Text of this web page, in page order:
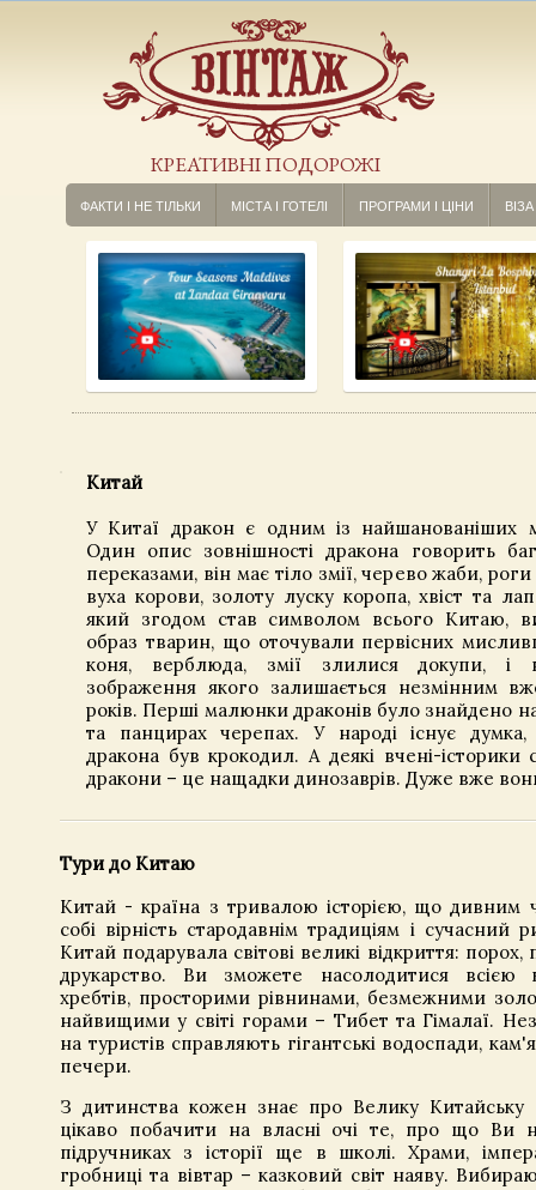
КРЕАТИВНІ ПОДОРОЖІ
ФАКТИ І НЕ ТІЛЬКИ МІСТА І ГОТЕЛІ ПРОГРАМИ І ЦІНИ ВІЗА
Китай
У Китаї дракон є одним із найшанованіших
Один опис зовнішності дракона говорить
переказами, він має тіло змії, черево жаби,
вуха корови, золоту луску коропа, хвіст та
який згодом став символом всього Китаю,
образ тварин, що оточували первісних
коня, верблюда, змії злилися докупи, і
зображення якого залишається незмінним
років. Перші малюнки драконів було знайдено
та панцирах черепах. У народі існує
дракона був крокодил. А деякі вчені-
дракони – це нащадки динозаврів. Дуже вже
Тури до Китаю
Китай - країна з тривалою історією, що дивним
собі вірність стародавнім традиціям і
Китай подарувала світові великі відкриття: порох,
друкарство. Ви зможете насолодитися всією
хребтів, просторими рівнинами, безмежними
найвищими у світі горами – Тибет та Гімалаї.
на туристів справляють гігантські водоспади,
печери.
З дитинства кожен знає про Велику Китайську
цікаво побачити на власні очі те, про що Ви
підручниках з історії ще в школі. Храми,
гробниці та вівтар – казковий світ наяву.